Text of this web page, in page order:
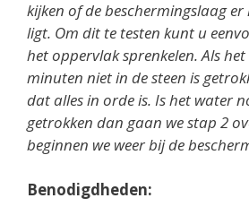
kijken of de beschermingslaag
ligt. Om dit te testen kunt u
het oppervlak sprenkelen. Als
minuten niet in de steen is
dat alles in orde is. Is het water
getrokken dan gaan we stap 2
beginnen we weer bij de
Benodigdheden: